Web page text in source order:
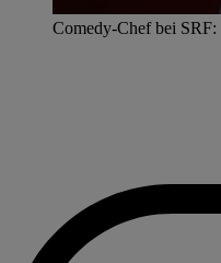
Comedy-Chef bei